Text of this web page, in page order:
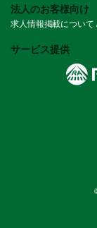
法人のお客様向け
求人情報掲載について
サービス提供